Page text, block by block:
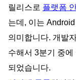
릴리스로 플랫폼
는데, 이는
의미합니다. 개발
수해서 3분기 중에
되었습니다.